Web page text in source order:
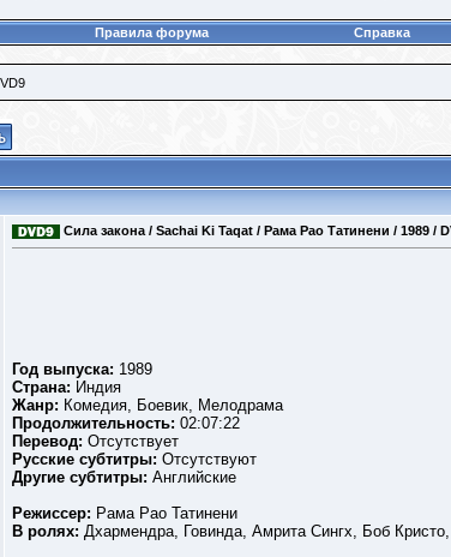
Правила форума Справка
Сила закона / Sachai Ki Taqat / Рама Рао Татинени / 1989 /
Год выпуска: 1989
Страна: Индия
Жанр: Комедия, Боевик, Мелодрама
Продолжительность: 02:07:22
Перевод: Отсутствует
Русские субтитры: Отсутствуют
Другие субтитры: Английские
Режиссер: Рама Рао Татинени
В ролях: Дхармендра, Говинда, Амрита Сингх, Боб